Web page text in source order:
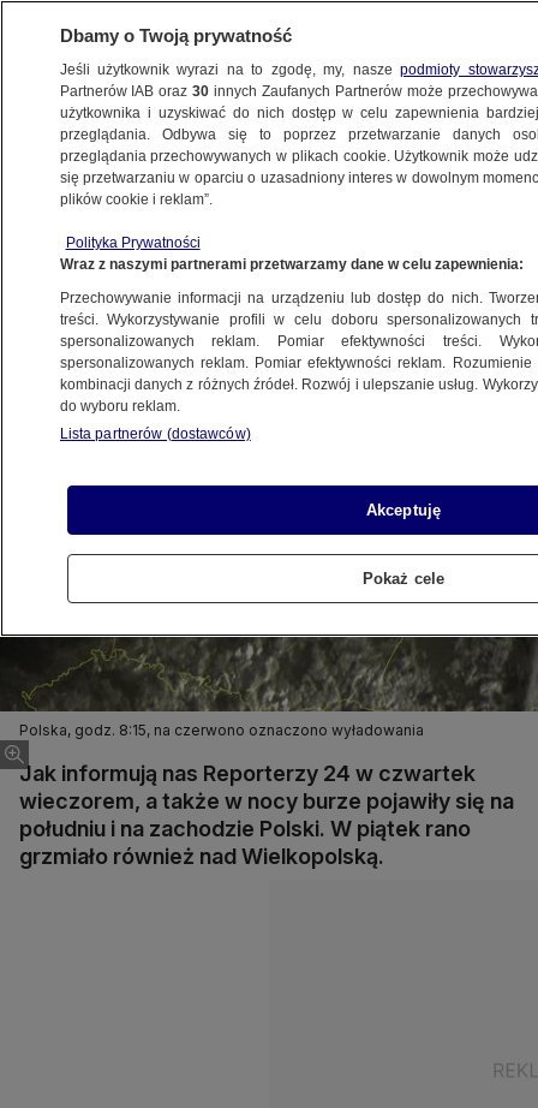
METEO
NAJNOWSZE
nad Polską
13.01.2012, 08:54
Udostępnij
Polska, godz. 8:15, na czerwono oznaczono wyładowania
Jak informują nas Reporterzy 24 w czwartek
wieczorem, a także w nocy burze pojawiły się na
południu i na zachodzie Polski. W piątek rano
grzmiało również nad Wielkopolską.
Dbamy o Twoją prywatność
Jeśli użytkownik wyrazi na to zgodę, my, naszepodmioty
Partnerów IAB oraz30 innych Zaufanych Partnerów może
użytkownika i uzyskiwać do nich dostęp w celu zapewnienia
przeglądania. Odbywa się to poprzez przetwarzanie danych
przeglądania przechowywanych w plikach cookie. Użytkownik może
się przetwarzaniu w oparciu o uzasadniony interes w dowolnym
plików cookie i reklam”.
Polityka Prywatności
Wraz z naszymi partnerami przetwarzamy dane w celu zapewnienia:
Przechowywanie informacji na urządzeniu lub dostęp do nich.
treści. Wykorzystywanie profili w celu doboru spersonalizowanych
spersonalizowanych reklam. Pomiar efektywności treści.
spersonalizowanych reklam. Pomiar efektywności reklam.
kombinacji danych z różnych źródeł. Rozwój i ulepszanie usług.
do wyboru reklam.
Lista partnerów (dostawców)
Akceptuję
Pokaż cele